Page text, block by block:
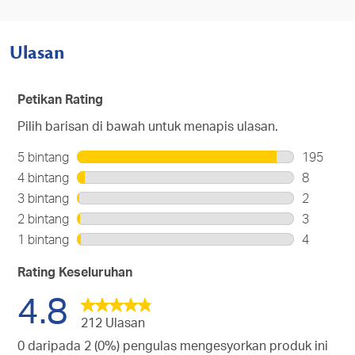
Ulasan
Petikan Rating
Pilih barisan di bawah untuk menapis ulasan.
5 bintang bintang
195
195
dengan
5
bintang.
4 bintang bintang
8
8
dengan
4
3 bintang bintang
2
2
dengan
2 bintang bintang
3
3
1 bintang bintang
4
Rating Keseluruhan
4.8
212 Ulasan
0 daripada 2 (0%) pengulas mengesyorkan produk ini